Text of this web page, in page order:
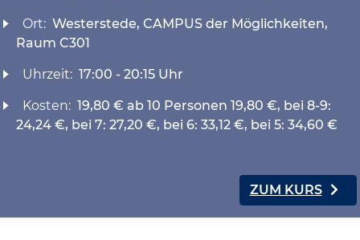
Ort: Westerstede, CAMPUS der Möglichkeiten,
Raum C301
Uhrzeit: 17:00 - 20:15 Uhr
Kosten: 19,80 € ab 10 Personen 19,80 €, bei 8-9:
24,24 €, bei 7: 27,20 €, bei 6: 33,12 €, bei 5: 34,60 €
ZUM KURS